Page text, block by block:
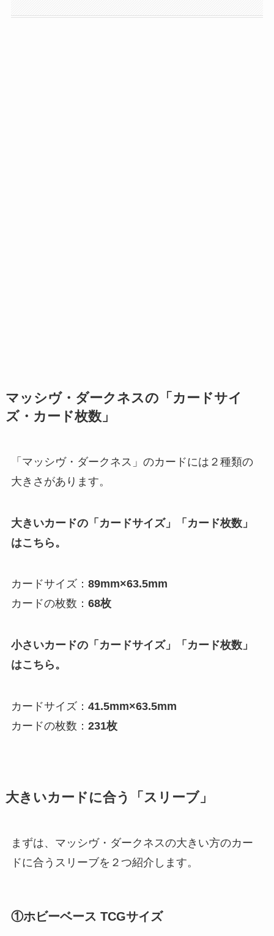
マッシヴ・ダークネスの「カードサイ
ズ・カード枚数」
「マッシヴ・ダークネス」のカードには２種類の
大きさがあります。
大きいカードの「カードサイズ」「カード枚数」
はこちら。
カードサイズ： 89mm×63.5mm
カードの枚数： 68枚
小さいカードの「カードサイズ」「カード枚数」
はこちら。
カードサイズ： 41.5mm×63.5mm
カードの枚数： 231枚
大きいカードに合う「スリーブ」
まずは、マッシヴ・ダークネスの大きい方のカー
ドに合うスリーブを２つ紹介します。
①ホビーベース TCGサイズ